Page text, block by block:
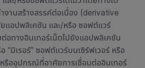
งานสร้างสรรค์ต่อเนื่อง (derivative
แอปพลิเคชัน และ/หรือ ซอฟต์แวร์
ต่อทางอินเทอร์เน็ตไปยังแอปพลิเคชัน
“มิเรอร์” ซอฟต์แวร์บนเซิร์ฟเวอร์ หรือ
รืออุปกรณ์ที่อาศัยการเชื่อมต่ออินเทอร์